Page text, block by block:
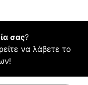
σας?
να λάβετε το